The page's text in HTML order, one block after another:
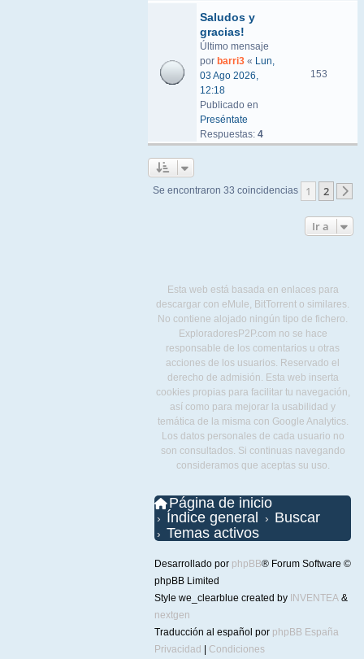
Saludos y
gracias!
Último mensaje
por barri3 « Lun,
03 Ago 2026,
12:18
Publicado en
Preséntate
Respuestas: 4
153
Se encontraron 33 coincidencias 1 2
Ir a
Esta web está basada en enlaces para
descargar con eMule, BitTorrent o similares.
No contiene alojado ningún tipo de fichero.
ExploradoresP2P.com no se hace
responsable de los comentarios u otras
acciones de los usuarios. Reservado el
derecho de admisión. Esta web inserta
cookies propias para facilitar tu navegación,
así como para mejorar la usabilidad y
temática de la misma con Google Analytics.
Los datos personales de cada usuario no
son consultados. Si continuas navegando
consideramos que aceptas su uso.
Página de inicio
Índice general
Buscar
Temas activos
Desarrollado por phpBB® Forum Software ©
phpBB Limited
Style we_clearblue created by INVENTEA &
nextgen
Traducción al español por phpBB España
Privacidad
Condiciones